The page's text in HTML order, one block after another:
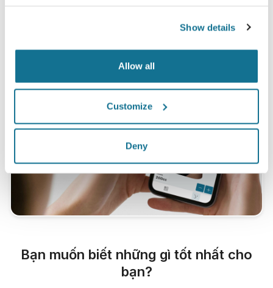
Show details
Allow all
Customize
Deny
Bạn muốn biết những gì tốt nhất cho
bạn?